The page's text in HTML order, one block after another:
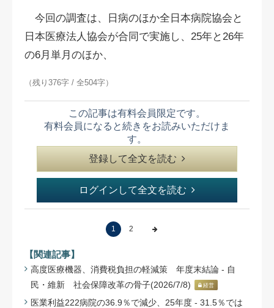
今回の調査は、日病のほか全日本病院協会と
日本医療法人協会が合同で実施し、25年と26年
の6月単月のほか、
（残り376字 / 全504字）
この記事は有料会員限定です。
有料会員になると続きをお読みいただけま
す。
登録して全文を読む
ログインして全文を読む
1 2
【関連記事】
高度医療機器、消費税負担の軽減策 年度末結論 - 自
民・維新 社会保障改革の骨子(2026/7/8)
経営
医業利益222病院の36.9％で減少、25年度 - 31.5％では